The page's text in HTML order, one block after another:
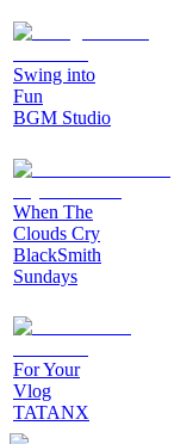
Swing into
Fun
BGM Studio
When The
Clouds Cry
BlackSmith
Sundays
For Your
Vlog
TATANX